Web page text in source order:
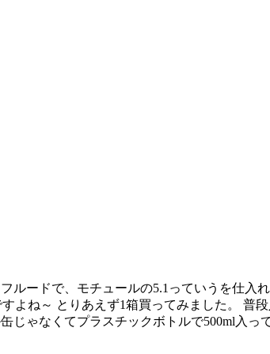
ルードで、モチュールの5.1っていうを仕入
よね～ とりあえず1箱買ってみました。 普
ゃなくてプラスチックボトルで500ml入っ